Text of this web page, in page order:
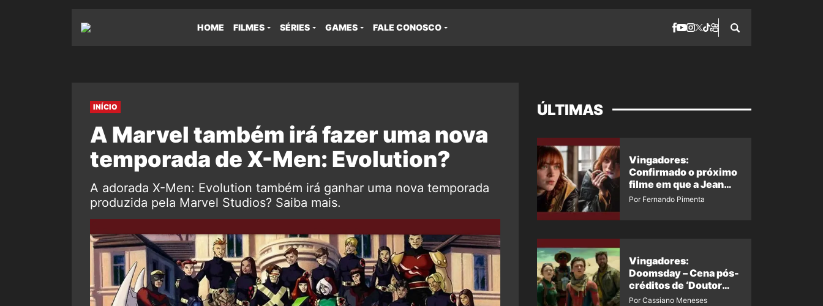
HOME FILMES SÉRIES GAMES FALE CONOSCO
INÍCIO
A Marvel também irá fazer uma nova
temporada de X-Men: Evolution?
A adorada X-Men: Evolution também irá ganhar uma nova temporada
produzida pela Marvel Studios? Saiba mais.
ÚLTIMAS
Vingadores:
Confirmado o próximo
filme em que a Jean
Grey irá aparecer
Por Fernando Pimenta
Vingadores:
Doomsday – Cena pós-
créditos de ‘Doutor
Destino’ é revelada
Por Cassiano Meneses